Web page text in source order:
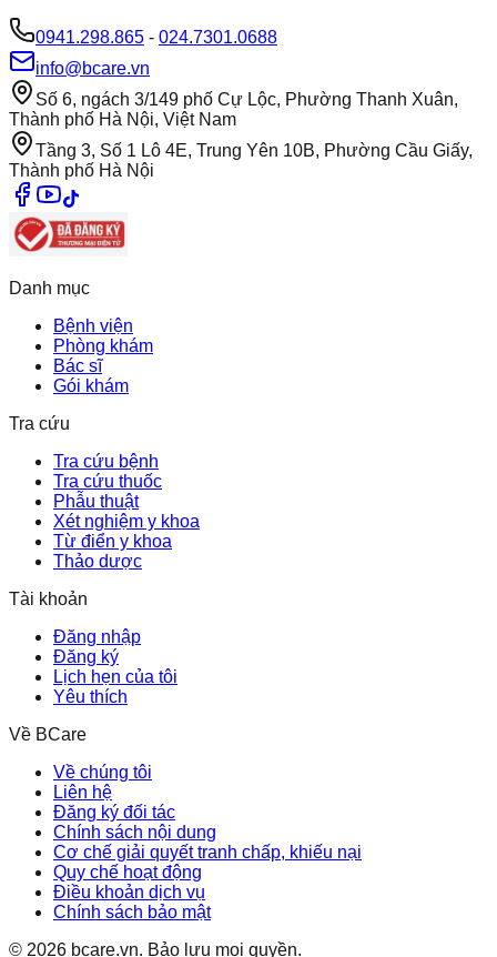
0941.298.865 - 024.7301.0688
info@bcare.vn
Số 6, ngách 3/149 phố Cự Lộc, Phường Thanh Xuân,
Thành phố Hà Nội, Việt Nam
Tầng 3, Số 1 Lô 4E, Trung Yên 10B, Phường Cầu Giấy,
Thành phố Hà Nội
Danh mục
Bệnh viện
Phòng khám
Bác sĩ
Gói khám
Tra cứu
Tra cứu bệnh
Tra cứu thuốc
Phẫu thuật
Xét nghiệm y khoa
Từ điển y khoa
Thảo dược
Tài khoản
Đăng nhập
Đăng ký
Lịch hẹn của tôi
Yêu thích
Về BCare
Về chúng tôi
Liên hệ
Đăng ký đối tác
Chính sách nội dung
Cơ chế giải quyết tranh chấp, khiếu nại
Quy chế hoạt động
Điều khoản dịch vụ
Chính sách bảo mật
© 2026 bcare.vn. Bảo lưu mọi quyền.